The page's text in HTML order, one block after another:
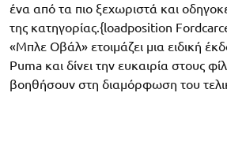
ένα από τα πιο ξεχωριστά και
της κατηγορίας.{loadposition
«Μπλε Οβάλ» ετοιμάζει μια ειδική
Puma και δίνει την ευκαιρία στους
βοηθήσουν στη διαμόρφωση του